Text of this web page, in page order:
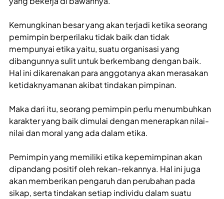
Kemungkinan besar yang akan terjadi ketika seorang
pemimpin berperilaku tidak baik dan tidak
mempunyai etika yaitu, suatu organisasi yang
dibangunnya sulit untuk berkembang dengan baik.
Hal ini dikarenakan para anggotanya akan merasakan
ketidaknyamanan akibat tindakan pimpinan.
Maka dari itu, seorang pemimpin perlu menumbuhkan
karakter yang baik dimulai dengan menerapkan nilai-
nilai dan moral yang ada dalam etika.
Pemimpin yang memiliki etika kepemimpinan akan
dipandang positif oleh rekan-rekannya. Hal ini juga
akan memberikan pengaruh dan perubahan pada
sikap, serta tindakan setiap individu dalam suatu